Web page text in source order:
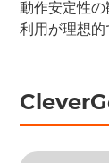
動作安定性
利用が理想的